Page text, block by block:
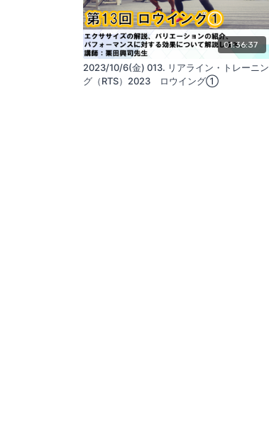
01:36:37
2023/10/6(金) 013. リアライン・トレーニン
グ（RTS）2023 ロウイング①